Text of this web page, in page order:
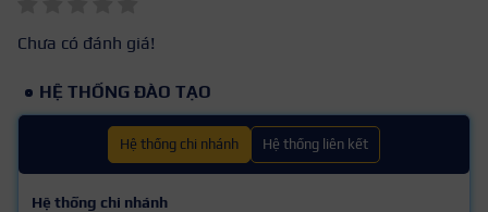
Chưa có đánh giá!
HỆ THỐNG ĐÀO TẠO
Hệ thống chi nhánh Hệ thống liên kết
Hệ thống chi nhánh